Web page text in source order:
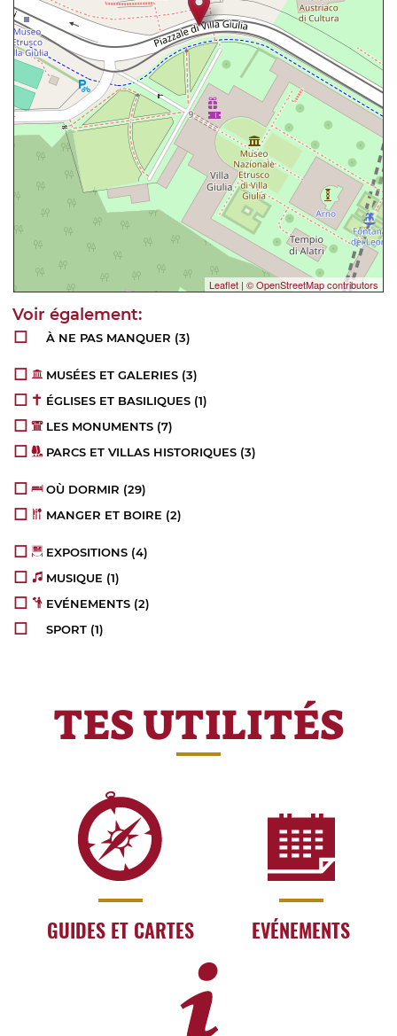
Leaflet | © OpenStreetMap contributors
À NE PAS MANQUER (3)
MUSÉES ET GALERIES (3)
ÉGLISES ET BASILIQUES (1)
LES MONUMENTS (7)
PARCS ET VILLAS HISTORIQUES (3)
OÙ DORMIR (29)
MANGER ET BOIRE (2)
EXPOSITIONS (4)
MUSIQUE (1)
EVÉNEMENTS (2)
SPORT (1)
TES UTILITÉS
GUIDES ET CARTES EVÉNEMENTS